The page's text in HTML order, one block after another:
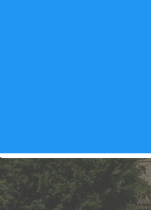
del
del Rey